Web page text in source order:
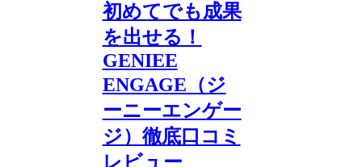
初めてでも成果
を出せる！
GENIEE
ENGAGE（ジ
ーニーエンゲー
ジ）徹底口コミ
レビュー